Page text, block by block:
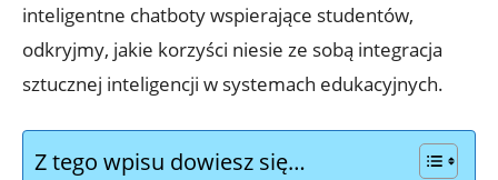
inteligentne chatboty wspierające studentów,
odkryjmy, jakie korzyści niesie ze sobą integracja
sztucznej inteligencji w systemach edukacyjnych.
Z tego wpisu dowiesz się…